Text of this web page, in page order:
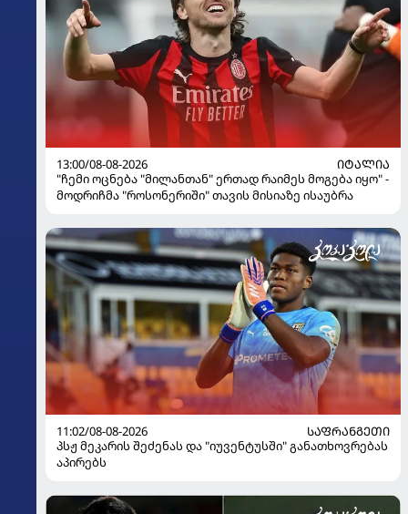
13:00/08-08-2026
ᲘᲢᲐᲚᲘᲐ
"ჩემი ოცნება "მილანთან" ერთად რაიმეს მოგება იყო" -
მოდრიჩმა "როსონერიში" თავის მისიაზე ისაუბრა
11:02/08-08-2026
ᲡᲐᲤᲠᲐᲜᲒᲔᲗᲘ
პსჟ მეკარის შეძენას და "იუვენტუსში" განათხოვრებას
აპირებს